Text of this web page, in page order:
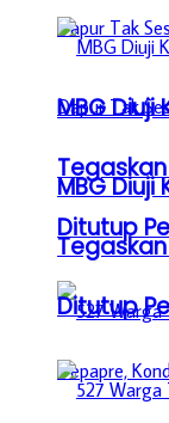
MBG Diuji
Tegaskan
Ditutup
MBG Diuji
Tegaskan
Ditutup